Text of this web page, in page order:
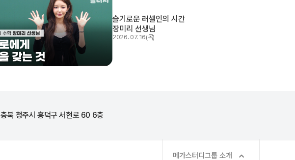
슬기로운 러셀인의 시간
장미리 선생님
2026. 07. 16(목)
충북 청주시 흥덕구 서현로 60 6층
메가스터디그룹 소개